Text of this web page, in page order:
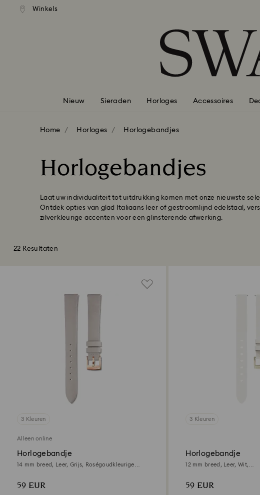
Lijst met toegangscodes
Winkelsvanaf EUR 99
Nieuw Sieraden Horloges Accessoires
Home Horloges Horlogebandjes
Horlogebandjes
Laat uw individualiteit tot uitdrukking komen met onze nieuwste
Ontdek opties van glad Italiaans leer of gestroomlijnd edelstaal,
zilverkleurige accenten voor een glinsterende afwerking.
22 Resultaten
3 Kleuren
Alleen online
Horlogebandje
14 mm breed, Leer, Grijs, Roségoudkleurige
59 EUR
3 Kleuren
Horlogebandje
12 mm breed, Leer, Wit,
59 EUR